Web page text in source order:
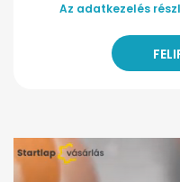
Az adatkezelés